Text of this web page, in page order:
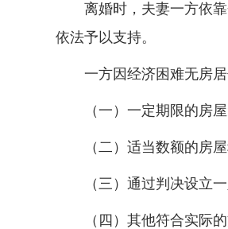
离婚时，夫妻一方依靠
依法予以支持。
一方因经济困难无房居
（一）一定期限的房屋
（二）适当数额的房屋
（三）通过判决设立一
（四）其他符合实际的